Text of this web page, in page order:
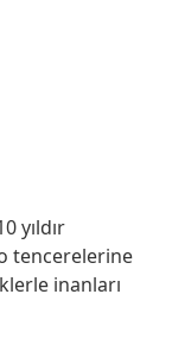
yıldır
tencerelerine
inanları